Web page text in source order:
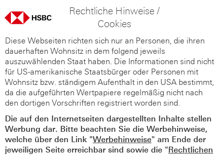
Rechtliche Hinweise /
Cookies
Diese Webseiten richten sich nur an Personen, die ihren
dauerhaften Wohnsitz in dem folgend jeweils
auszuwählenden Staat haben. Die Informationen sind nicht
für US-amerikanische Staatsbürger oder Personen mit
Wohnsitz bzw. ständigem Aufenthalt in den USA bestimmt,
da die aufgeführten Wertpapiere regelmäßig nicht nach
den dortigen Vorschriften registriert worden sind.
Die auf den Internetseiten dargestellten Inhalte stellen
Werbung dar. Bitte beachten Sie die Werbehinweise,
welche über den Link "Werbehinweise" am Ende der
jeweiligen Seite erreichbar sind sowie die "Rechtlichen